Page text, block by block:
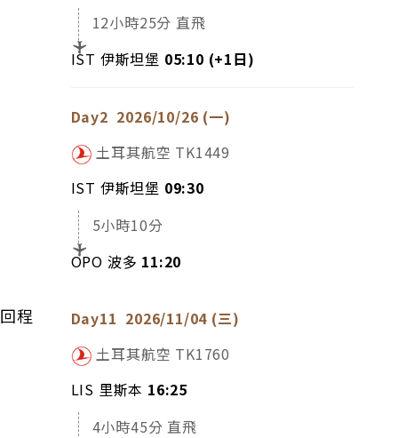
12小時25分 直飛
IST 伊斯坦堡 05:10 (+1日)
Day2 2026/10/26 (一)
土耳其航空 TK1449
IST 伊斯坦堡 09:30
5小時10分
OPO 波多 11:20
回程 Day11 2026/11/04 (三)
土耳其航空 TK1760
LIS 里斯本 16:25
4小時45分 直飛